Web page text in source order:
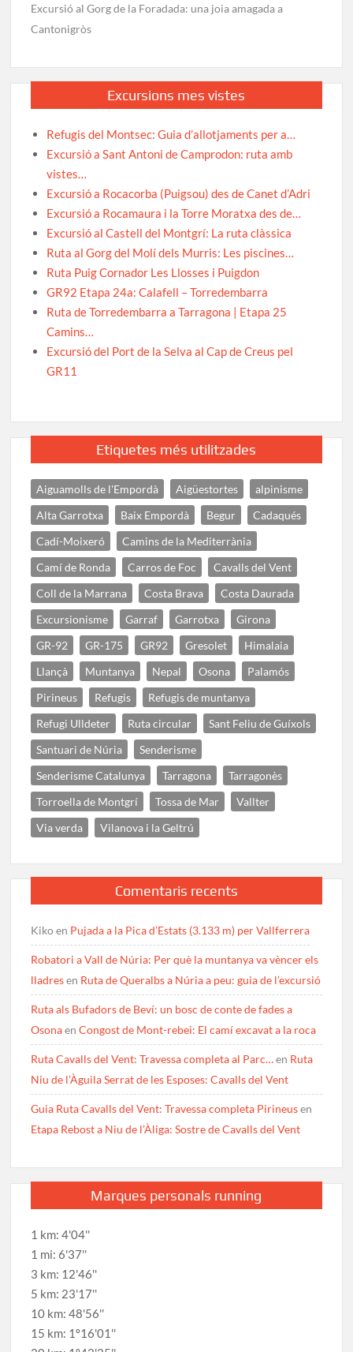
Excursió al Gorg de la Foradada: una joia amagada a
Cantonigròs
Excursions mes vistes
Refugis del Montsec: Guia d’allotjaments per a…
Excursió a Sant Antoni de Camprodon: ruta amb
vistes…
Excursió a Rocacorba (Puigsou) des de Canet d’Adri
Excursió a Rocamaura i la Torre Moratxa des de…
Excursió al Castell del Montgrí: La ruta clàssica
Ruta al Gorg del Molí dels Murris: Les piscines…
Ruta Puig Cornador Les Llosses i Puigdon
GR92 Etapa 24a: Calafell – Torredembarra
Ruta de Torredembarra a Tarragona | Etapa 25
Camins…
Excursió del Port de la Selva al Cap de Creus pel
GR11
Etiquetes més utilitzades
Aiguamolls de l'Empordà Aigüestortes
alpinisme
Alta Garrotxa
Baix Empordà Begur
Cadaqués
Cadí-Moixeró
Camins de la Mediterrània
Camí de Ronda
Carros de Foc
Cavalls del Vent
Coll de la Marrana
Costa Brava
Costa Daurada
Excursionisme
Garraf Garrotxa
Girona
GR-92
GR-175 GR92 Gresolet
Himalaia
Llançà
Muntanya Nepal Osona
Palamós
Pirineus
Refugis
Refugis de muntanya
Refugi Ulldeter
Ruta circular
Sant Feliu de Guíxols
Santuari de Núria
Senderisme
Senderisme Catalunya
Tarragona
Tarragonès
Torroella de Montgrí
Tossa de Mar
Vallter
Via verda
Vilanova i la Geltrú
Comentaris recents
Kikoen Pujada a la Pica d’Estats (3.133 m) per Vallferrera
Robatori a Vall de Núria: Per què la muntanya va vèncer els
lladresen Ruta de Queralbs a Núria a peu: guia de l’excursió
Ruta als Bufadors de Beví: un bosc de conte de fades a
OsonaenCongost de Mont-rebei: El camí excavat a la roca
Ruta Cavalls del Vent: Travessa completa al Parc…en Ruta
Niu de l’Àguila Serrat de les Esposes: Cavalls del Vent
Guia Ruta Cavalls del Vent: Travessa completa Pirineusen
Etapa Rebost a Niu de l’Àliga: Sostre de Cavalls del Vent
Marques personals running
1 km: 4'04''
1 mi: 6'37''
3 km: 12'46''
5 km: 23'17''
10 km: 48'56''
15 km: 1º16'01''